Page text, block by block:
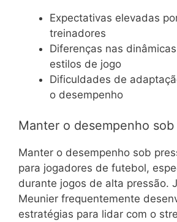
Expectativas elevadas
treinadores
Diferenças nas
estilos de jogo
Dificuldades de
o desempenho
Manter o desempenho sob
Manter o desempenho sob
para jogadores de futebol,
durante jogos de alta pressão.
Meunier frequentemente
estratégias para lidar com o